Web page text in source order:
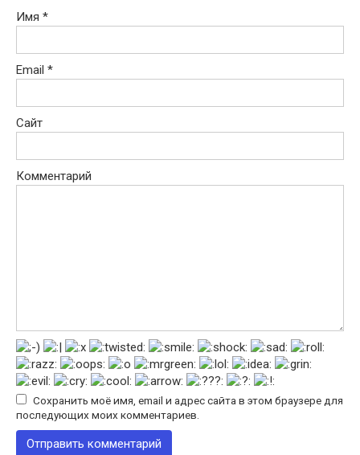
Имя *
Email *
Сайт
Комментарий
Сохранить моё имя, email и адрес сайта в этом браузере для
последующих моих комментариев.